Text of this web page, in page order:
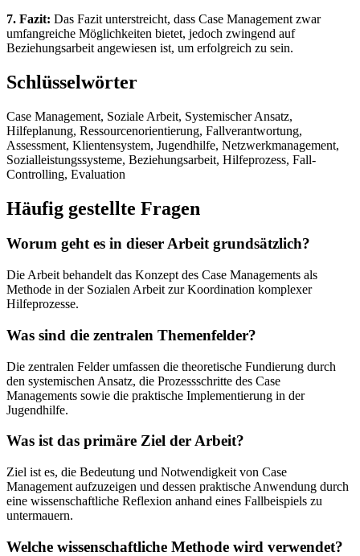
7. Fazit: Das Fazit unterstreicht, dass Case Management zwar
umfangreiche Möglichkeiten bietet, jedoch zwingend auf
Beziehungsarbeit angewiesen ist, um erfolgreich zu sein.
Schlüsselwörter
Case Management, Soziale Arbeit, Systemischer Ansatz,
Hilfeplanung, Ressourcenorientierung, Fallverantwortung,
Assessment, Klientensystem, Jugendhilfe, Netzwerkmanagement,
Sozialleistungssysteme, Beziehungsarbeit, Hilfeprozess, Fall-
Controlling, Evaluation
Häufig gestellte Fragen
Worum geht es in dieser Arbeit grundsätzlich?
Die Arbeit behandelt das Konzept des Case Managements als
Methode in der Sozialen Arbeit zur Koordination komplexer
Hilfeprozesse.
Was sind die zentralen Themenfelder?
Die zentralen Felder umfassen die theoretische Fundierung durch
den systemischen Ansatz, die Prozessschritte des Case
Managements sowie die praktische Implementierung in der
Jugendhilfe.
Was ist das primäre Ziel der Arbeit?
Ziel ist es, die Bedeutung und Notwendigkeit von Case
Management aufzuzeigen und dessen praktische Anwendung durch
eine wissenschaftliche Reflexion anhand eines Fallbeispiels zu
untermauern.
Welche wissenschaftliche Methode wird verwendet?